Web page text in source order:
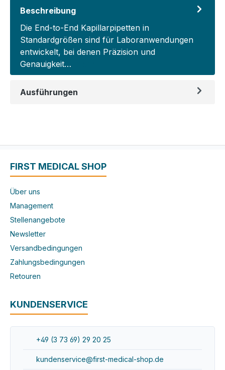
Beschreibung
Die End-to-End Kapillarpipetten in
Standardgrößen sind für Laboranwendungen
entwickelt, bei denen Präzision und
Genauigkeit…
Ausführungen
FIRST MEDICAL SHOP
Über uns
Management
Stellenangebote
Newsletter
Versandbedingungen
Zahlungsbedingungen
Retouren
KUNDENSERVICE
+49 (3 73 69) 29 20 25
kundenservice@first-medical-shop.de